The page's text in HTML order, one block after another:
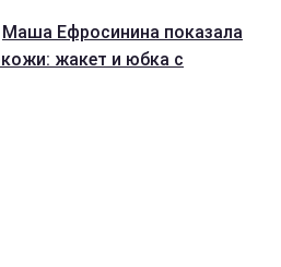
Маша Ефросинина показала
жакет и юбка с